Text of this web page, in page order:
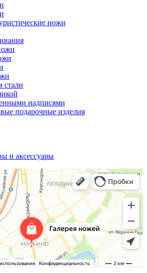
ножи
стали
надписями
подарочные изделия
и аксессуары